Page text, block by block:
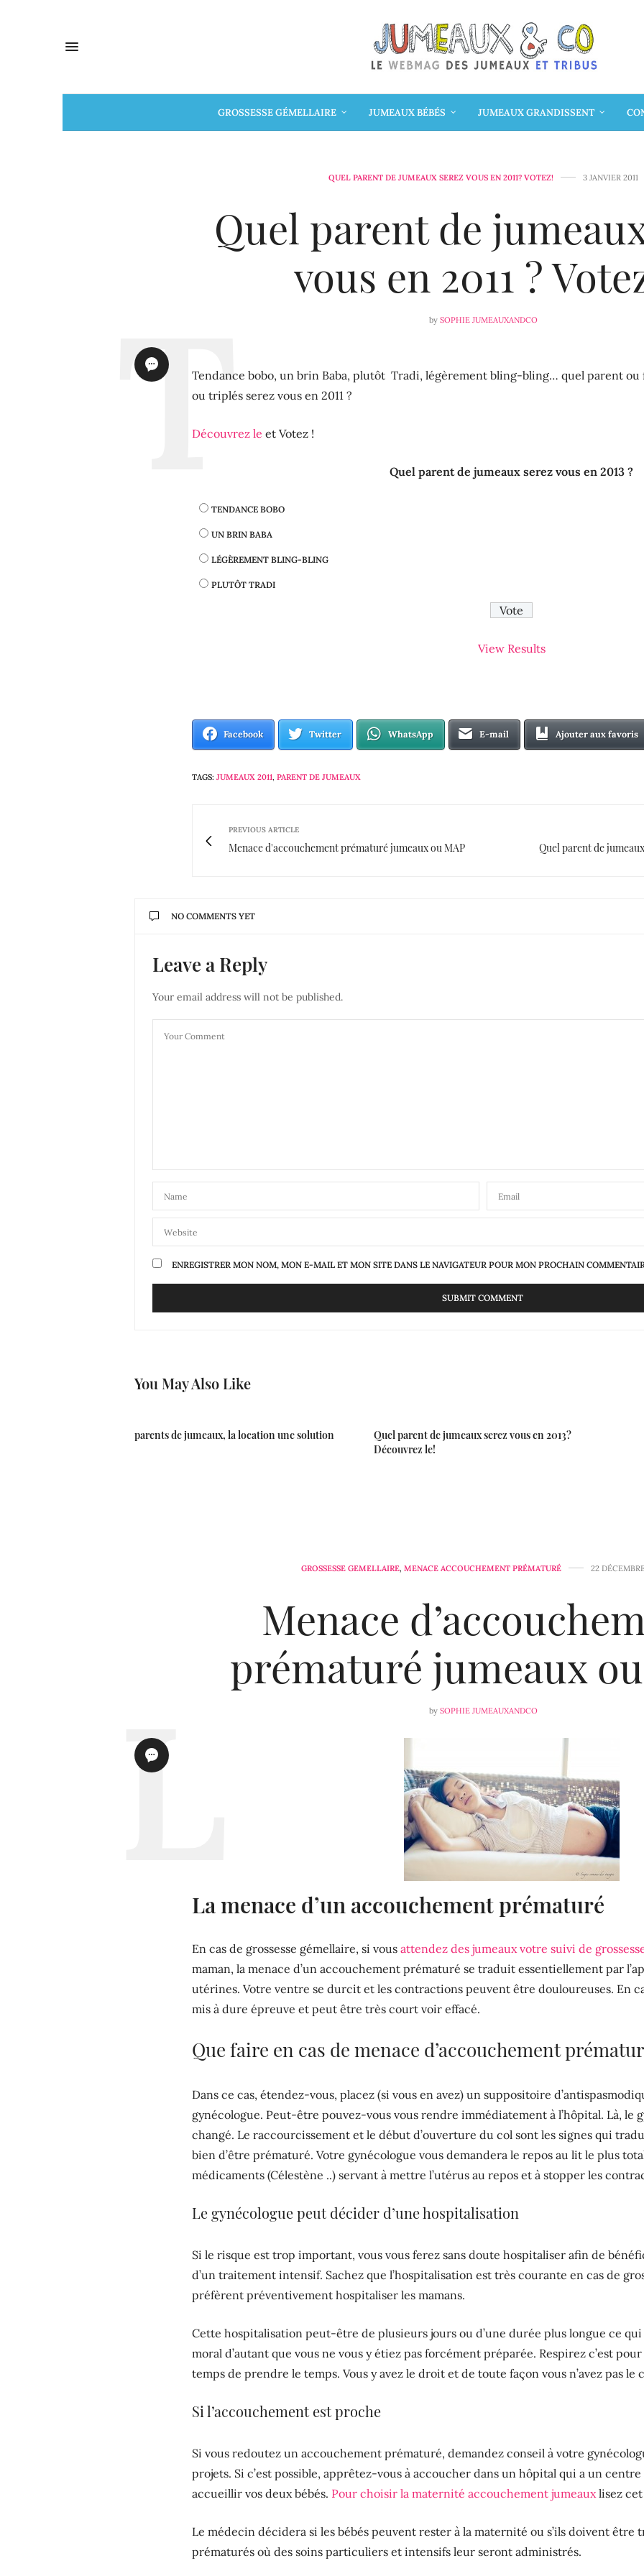
GROSSESSE GÉMELLAIRE JUMEAUX BÉBÉS JUMEAUX GRANDISSENT
QUEL PARENT DE JUMEAUX SEREZ VOUS EN 2011? VOTEZ! 3 JANVIER 2011
Quel parent de
vous en 2011 ?
by SOPHIE JUMEAUXANDCO
Tendance bobo, un brin Baba, plutôt Tradi, légèrement bling-bling… quel parent ou
ou triplés serez vous en 2011 ?
Découvrez le et Votez !
Quel parent de jumeaux serez vous en 2013 ?
TENDANCE BOBO
UN BRIN BABA
LÉGÈREMENT BLING-BLING
PLUTÔT TRADI
View Results
Facebook Twitter WhatsApp E-mail Ajouter aux favoris
TAGS: JUMEAUX 2011, PARENT DE JUMEAUX
PREVIOUS ARTICLE
Menace d'accouchement prématuré jumeaux ou MAP Quel parent de
NO COMMENTS YET
Leave a Reply
Your email address will not be published.
ENREGISTRER MON NOM, MON E-MAIL ET MON SITE DANS LE NAVIGATEUR POUR MON PROCHAIN
You May Also Like
parents de jumeaux, la location une solution
Quel parent de jumeaux serez vous en 2013?
Découvrez le!
GROSSESSE GEMELLAIRE, MENACE ACCOUCHEMENT PRÉMATURÉ 22
Menace
prématuré jumeaux
by SOPHIE JUMEAUXANDCO
La menace d’un accouchement prématuré
En cas de grossesse gémellaire, si vous attendez des jumeaux votre suivi de
maman, la menace d’un accouchement prématuré se traduit essentiellement par
utérines. Votre ventre se durcit et les contractions peuvent être douloureuses. En
mis à dure épreuve et peut être très court voir effacé.
Que faire en cas de menace d’accouchement
Dans ce cas, étendez-vous, placez (si vous en avez) un suppositoire
gynécologue. Peut-être pouvez-vous vous rendre immédiatement à l’hôpital. Là, le
changé. Le raccourcissement et le début d’ouverture du col sont les signes qui
bien d’être prématuré. Votre gynécologue vous demandera le repos au lit le plus
médicaments (Célestène ..) servant à mettre l’utérus au repos et à stopper les
Le gynécologue peut décider d’une hospitalisation
Si le risque est trop important, vous vous ferez sans doute hospitaliser afin de
d’un traitement intensif. Sachez que l’hospitalisation est très courante en cas de
préfèrent préventivement hospitaliser les mamans.
Cette hospitalisation peut-être de plusieurs jours ou d’une durée plus longue ce qui
moral d’autant que vous ne vous y étiez pas forcément préparée. Respirez c’est
temps de prendre le temps. Vous y avez le droit et de toute façon vous n’avez pas le
Si l’accouchement est proche
Si vous redoutez un accouchement prématuré, demandez conseil à votre
projets. Si c’est possible, apprêtez-vous à accoucher dans un hôpital qui a un
accueillir vos deux bébés. Pour choisir la maternité accouchement jumeauxlisez
Le médecin décidera si les bébés peuvent rester à la maternité ou s’ils doivent
prématurés où des soins particuliers et intensifs leur seront administrés.